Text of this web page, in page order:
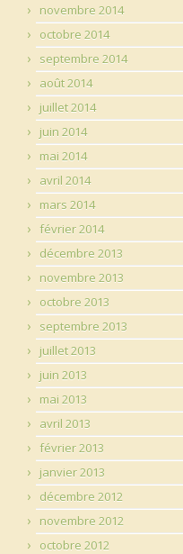
novembre 2014
octobre 2014
septembre 2014
août 2014
juillet 2014
juin 2014
mai 2014
avril 2014
mars 2014
février 2014
décembre 2013
novembre 2013
octobre 2013
septembre 2013
juillet 2013
juin 2013
mai 2013
avril 2013
février 2013
janvier 2013
décembre 2012
novembre 2012
octobre 2012